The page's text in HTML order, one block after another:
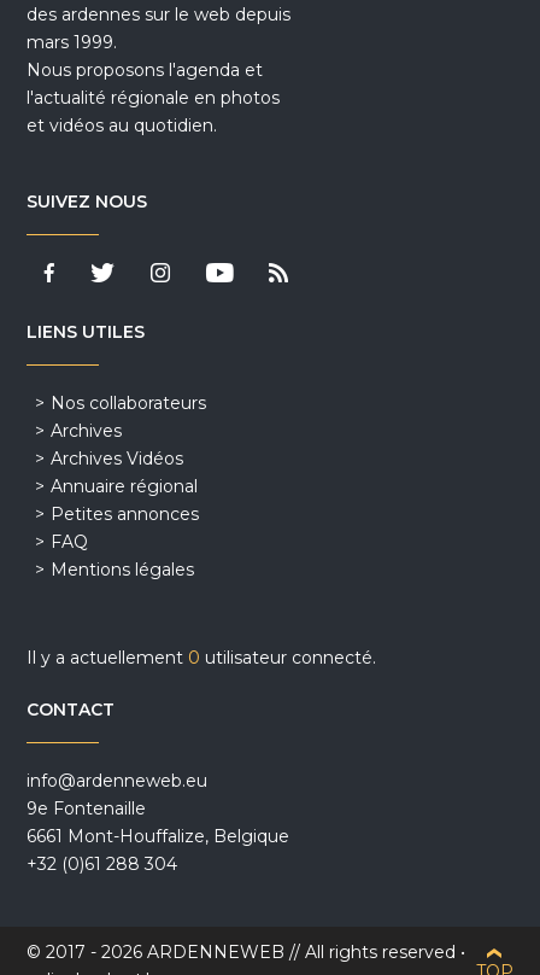
des ardennes sur le web depuis
mars 1999.
Nous proposons l'agenda et
l'actualité régionale en photos
et vidéos au quotidien.
SUIVEZ NOUS
LIENS UTILES
Nos collaborateurs
Archives
Archives Vidéos
Annuaire régional
Petites annonces
FAQ
Mentions légales
Il y a actuellement 0 utilisateur connecté.
CONTACT
info@ardenneweb.eu
9e Fontenaille
6661 Mont-Houffalize, Belgique
+32 (0)61 288 304
© 2017 - 2026 ARDENNEWEB // All rights reserved •